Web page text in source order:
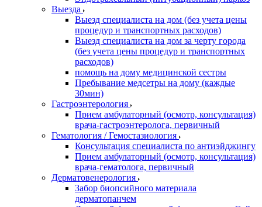
Выезда
Выезд специалиста на дом (без учета цены
процедур и транспортных расходов)
Выезд специалиста на дом за черту города
(без учета цены процедур и транспортных
расходов)
помощь на дому медицинской сестры
Пребывание медсетры на дому (каждые
30мин)
Гастроэнтерология
Прием амбулаторный (осмотр, консультация)
врача-гастроэнтеролога, первичный
Гематология / Гемостазиология
Консультация специалиста по антиэйджингу
Прием амбулаторный (осмотр, консультация)
врача-гематолога, первичный
Дерматовенерология
Забор биопсийного материала
дерматопанчем